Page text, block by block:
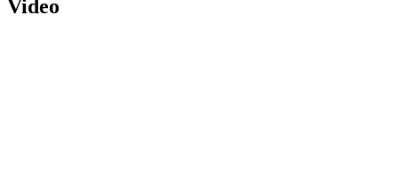
Video